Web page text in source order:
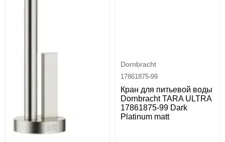
Dornbracht
17861875-99
Кран для питьевой воды
Dornbracht TARA ULTRA
17861875-99 Dark
Platinum matt